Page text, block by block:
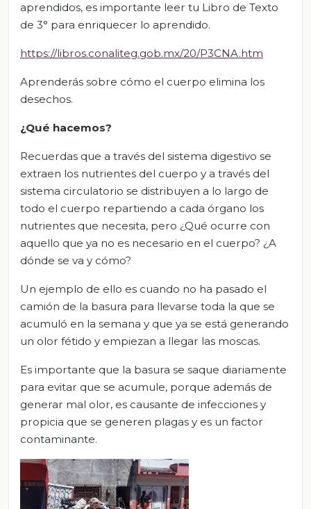
aprendidos, es importante leer tu Libro de Texto
de 3° para enriquecer lo aprendido.
https://libros.conaliteg.gob.mx/20/P3CNA.htm
Aprenderás sobre cómo el cuerpo elimina los
desechos.
¿Qué hacemos?
Recuerdas que a través del sistema digestivo se
extraen los nutrientes del cuerpo y a través del
sistema circulatorio se distribuyen a lo largo de
todo el cuerpo repartiendo a cada órgano los
nutrientes que necesita, pero ¿Qué ocurre con
aquello que ya no es necesario en el cuerpo? ¿A
dónde se va y cómo?
Un ejemplo de ello es cuando no ha pasado el
camión de la basura para llevarse toda la que se
acumuló en la semana y que ya se está generando
un olor fétido y empiezan a llegar las moscas.
Es importante que la basura se saque diariamente
para evitar que se acumule, porque además de
generar mal olor, es causante de infecciones y
propicia que se generen plagas y es un factor
contaminante.